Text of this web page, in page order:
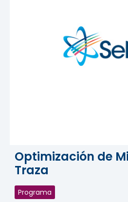
Optimización de
Traza
Programa